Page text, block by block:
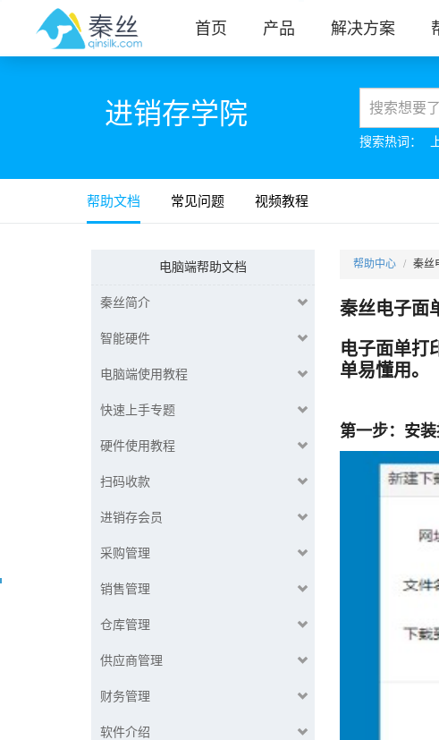
首页 产品 解决方案
进销存学院
搜索热词：
帮助文档 常见问题 视频教程
电脑端帮助文档
秦丝简介
智能硬件
电脑端使用教程
快速上手专题
硬件使用教程
扫码收款
进销存会员
采购管理
销售管理
仓库管理
供应商管理
财务管理
软件介绍
帮助中心 秦丝
秦丝电子面
电子面单打
单易懂用。
第一步：安